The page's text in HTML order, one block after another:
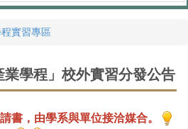
實習專區
學程」校外實習分發公告
書，由學系與單位接洽媒合。